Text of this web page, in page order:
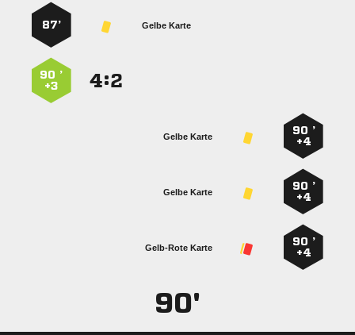
Gelbe Karte
87’
:
90 ’
+3
90 ’
+4
Gelbe Karte
90 ’
+4
Gelbe Karte
90 ’
+4
Gelb-Rote Karte
90'